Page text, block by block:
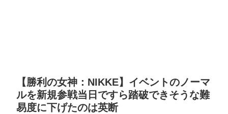
【勝利の女神：NIKKE】イベントのノーマ
ルを新規参戦当日ですら踏破できそうな難
易度に下げたのは英断